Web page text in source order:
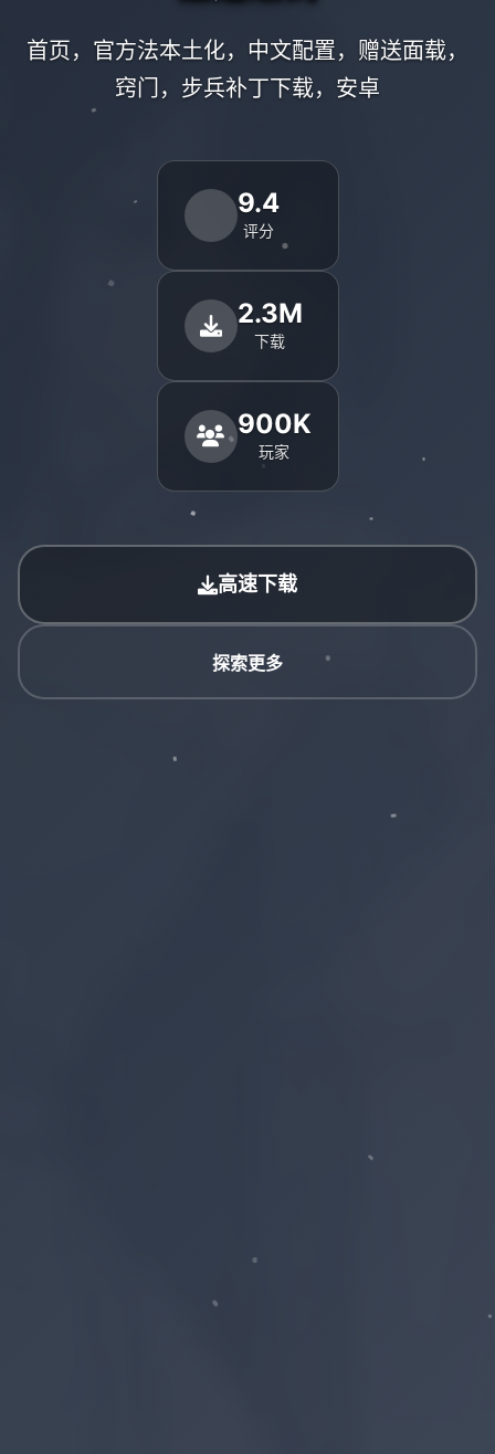
首页，官方法本土化，中文配置，赠送面载，
窍门，步兵补丁下载，安卓
9.4
评分
2.3M
下载
900K
玩家
高速下载
探索更多